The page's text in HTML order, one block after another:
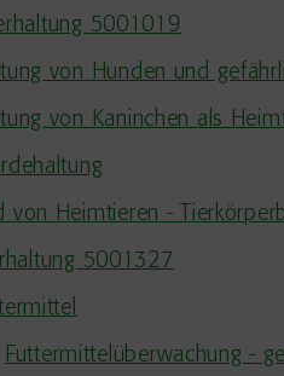
5001019
von Hunden und
von Kaninchen als
von Heimtieren -
5001327
Futtermittelüberwachung -